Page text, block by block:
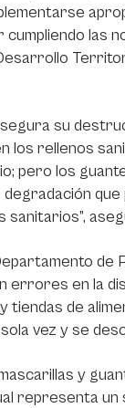
las
su
rellenos
pero los
en la
de
vez y se
y
representa